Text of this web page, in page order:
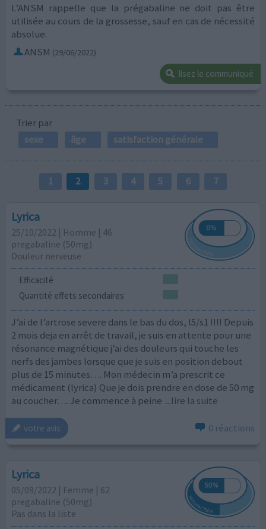
L’ANSM rappelle que la prégabaline ne doit pas être
utilisée au cours de la grossesse, sauf en cas de nécessité
absolue.
ANSM (29/06/2022)
lisez le communiqué
Trier par
sexe
âge satisfaction générale
1 2 3 4 5 6 7
Lyrica
25/10/2022 | Homme | 46
pregabaline (50mg)
Douleur nerveuse
Efficacité
Quantité effets secondaires
J’ai de l’artrose severe dans le bas du dos, l5/s1 !!!! Depuis
2 mois deja en arrêt de travail, je suis en attente pour une
résonance magnétique j’ai des douleurs qui touche les
nerfs des jambes lorsque que je suis en position debout
plus de 15 minutes…. Mon médecin m’a prescrit ce
médicament (lyrica) Que je dois prendre en dose de 50 mg
au coucher…. Je commence à peine ...lire la suite
votre avis 0 réactions
Lyrica
05/09/2022 | Femme | 62
pregabaline (50mg)
Pas dans la liste